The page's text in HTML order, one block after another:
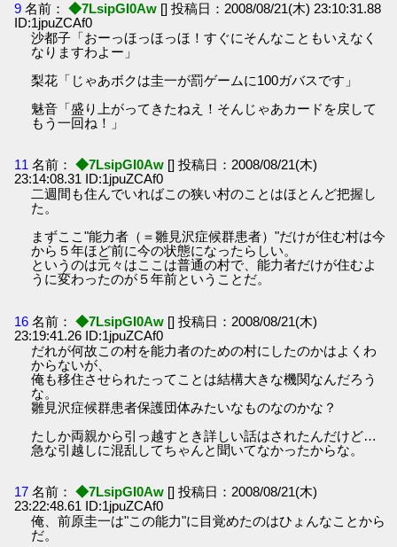
9 名前： ◆7LsipGI0Aw [] 投稿日：2008/08/21(木) 23:10:31.88
ID:1jpuZCAf0
沙都子「おーっほっほっほ！すぐにそんなこともいえなく
なりますわよー」
梨花「じゃあボクは圭一が罰ゲームに100ガバスです」
魅音「盛り上がってきたねえ！そんじゃあカードを戻して
もう一回ね！」
11 名前： ◆7LsipGI0Aw [] 投稿日：2008/08/21(木)
23:14:08.31 ID:1jpuZCAf0
二週間も住んでいればこの狭い村のことはほとんど把握し
た。
まずここ"能力者（＝雛見沢症候群患者）"だけが住む村は今
から５年ほど前に今の状態になったらしい。
というのは元々はここは普通の村で、能力者だけが住むよ
うに変わったのが５年前ということだ。
16 名前： ◆7LsipGI0Aw [] 投稿日：2008/08/21(木)
23:19:41.26 ID:1jpuZCAf0
だれが何故この村を能力者のための村にしたのかはよくわ
からないが、
俺も移住させられたってことは結構大きな機関なんだろう
な。
雛見沢症候群患者保護団体みたいなものなのかな？
たしか両親から引っ越すとき詳しい話はされたんだけど…
急な引越しに混乱してちゃんと聞いてなかったからな。
17 名前： ◆7LsipGI0Aw [] 投稿日：2008/08/21(木)
23:22:48.61 ID:1jpuZCAf0
俺、前原圭一は"この能力"に目覚めたのはひょんなことから
だ。